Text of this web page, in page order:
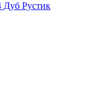
Дуб Рустик